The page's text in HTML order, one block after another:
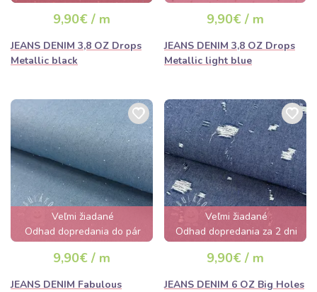
hodín
9,90€ / m
JEANS DENIM 3,8 OZ Drops
Metallic black
hodín
9,90€ / m
JEANS DENIM 3,8 OZ Drops
Metallic light blue
Veľmi žiadané
Odhad dopredania do pár
hodín
9,90€ / m
JEANS DENIM Fabulous
Veľmi žiadané
Odhad dopredania za 2 dni
9,90€ / m
JEANS DENIM 6 OZ Big Holes